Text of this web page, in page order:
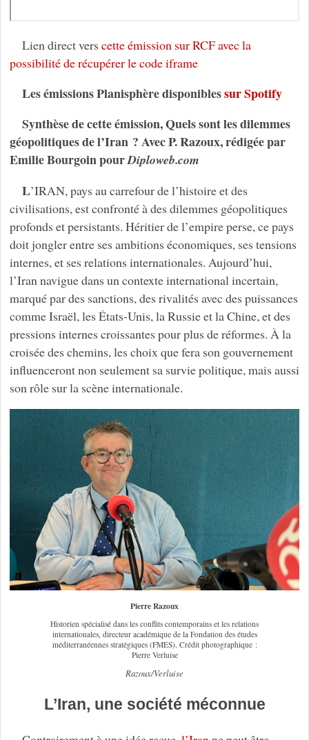
Lien direct vers cette émission sur RCF avec la
possibilité de récupérer le code iframe
Les émissions Planisphère disponiblessur Spotify
Synthèse de cette émission, Quels sont les dilemmes
géopolitiques de l’Iran ? Avec P. Razoux, rédigée par
Emilie Bourgoin pourDiploweb.com
L’IRAN, pays au carrefour de l’histoire et des
civilisations, est confronté à des dilemmes géopolitiques
profonds et persistants. Héritier de l’empire perse, ce pays
doit jongler entre ses ambitions économiques, ses tensions
internes, et ses relations internationales. Aujourd’hui,
l’Iran navigue dans un contexte international incertain,
marqué par des sanctions, des rivalités avec des puissances
comme Israël, les États-Unis, la Russie et la Chine, et des
pressions internes croissantes pour plus de réformes. À la
croisée des chemins, les choix que fera son gouvernement
influenceront non seulement sa survie politique, mais aussi
son rôle sur la scène internationale.
Pierre Razoux
Historien spécialisé dans les conflits contemporains et les relations
internationales, directeur académique de la Fondation des études
méditerranéennes stratégiques (FMES). Crédit photographique :
Pierre Verluise
Razoux/Verluise
L’Iran, une société méconnue